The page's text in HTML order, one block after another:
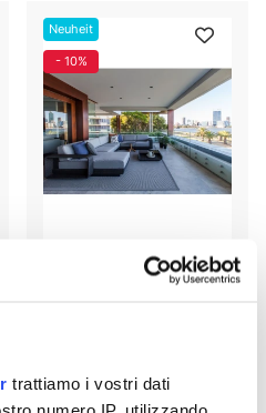
trattiamo i vostri dati
Neuheit
- 10%